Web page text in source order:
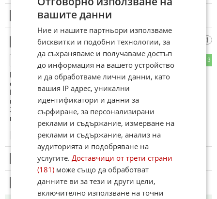
Този коментар е премахнат от модератор.
Провинциалист от провинция Тракия
3
В сайта на активните потребители има статия "Всичко за
еврото (част 2)", в която четем: "
Πpи зaмянaтa нa лeвa c eвpo cтoĸитe и ycлyгитe щe
пocĸъпнaт ли двoйнo?
Замяната на лева с еврото няма да доведе до двойно
поскъпване на стоките и услугите.
07.06.2026
Този коментар е премахнат от модератор.
Този коментар е премахнат от модератор.
вашите данни
Ние и нашите партньори използваме
бисквитки и подобни технологии, за
да съхраняваме и получаваме достъп
до информация на вашето устройство
и да обработваме лични данни, като
вашия IP адрес, уникални
идентификатори и данни за
сърфиране, за персонализирани
реклами и съдържание, измерване на
реклами и съдържание, анализ на
аудиторията и подобряване на
услугите.Доставчици от трети страни
(181) може също да обработват
данните ви за тези и други цели,
включително използване на точни